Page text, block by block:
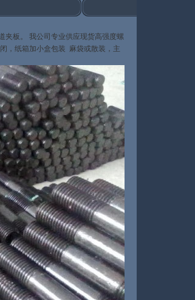
板。
我公司专业供应现货高强度螺
，纸箱加小盒包装 麻袋或散装，主